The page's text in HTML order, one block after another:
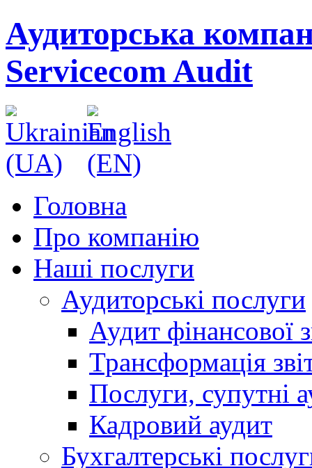
Аудиторська
Servicecom Audit
Головна
Про компанію
Наші послуги
Аудиторські послуги
Аудит фінансової
Трансформація
Послуги, супутні
Кадровий аудит
Бухгалтерські